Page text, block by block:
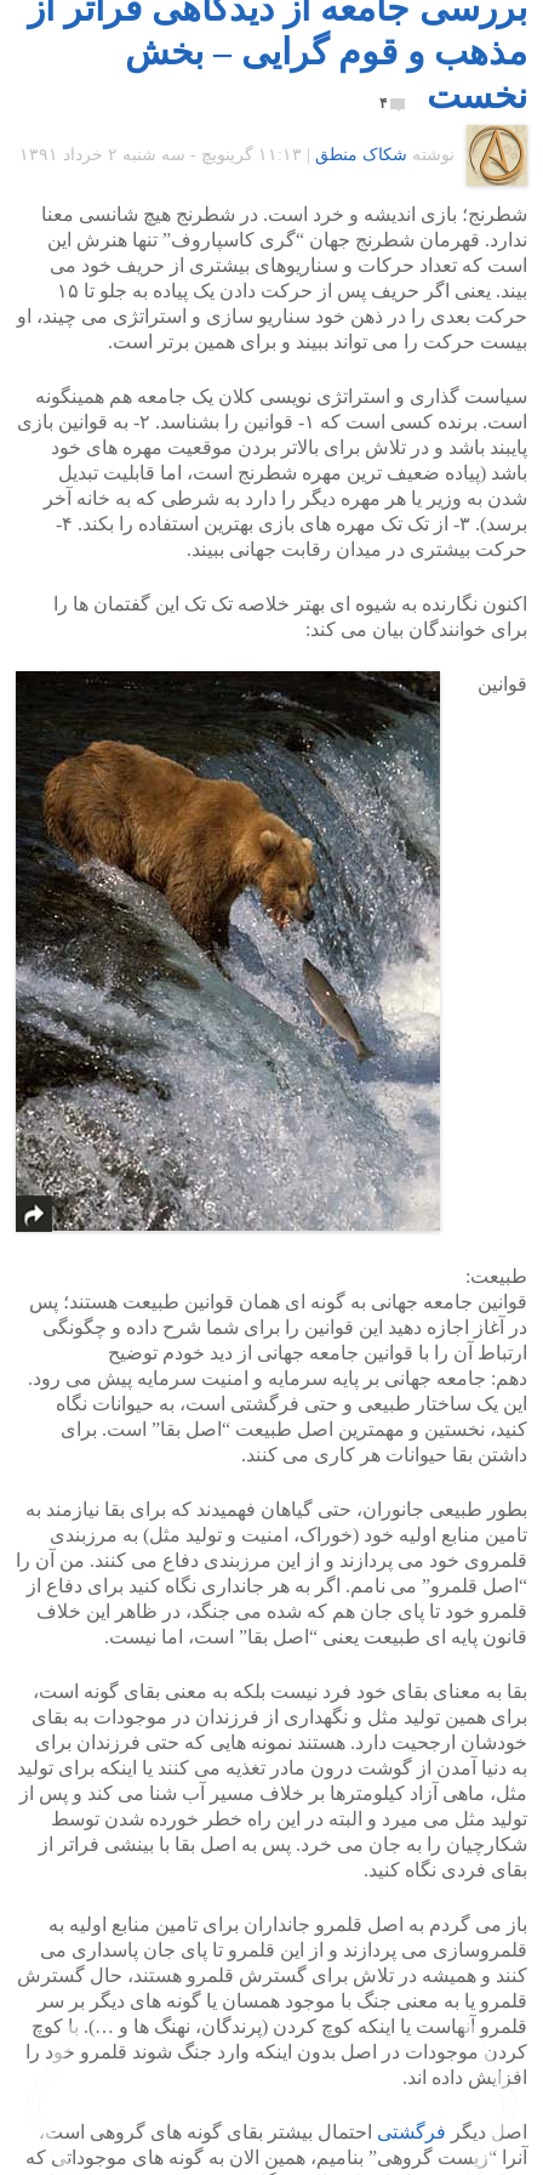
مذهب و قوم گرایی – بخش
نخست
۴
نوشته شکاک منطق ۱۱:۱۳ گرينويچ - سه شنبه ۲ خرداد ۱۳۹۱
شطرنج؛ بازی اندیشه و خرد است. در شطرنج هیچ شانسی معنا
ندارد. قهرمان شطرنج جهان “گری کاسپاروف” تنها هنرش این
است که تعداد حرکات و سناریوهای بیشتری از حریف خود می
بیند. یعنی اگر حریف پس از حرکت دادن یک پیاده به جلو تا ۱۵
حرکت بعدی را در ذهن خود سناریو سازی و استراتژی می چیند، او
بیست حرکت را می تواند ببیند و برای همین برتر است.
سیاست گذاری و استراتژی نویسی کلان یک جامعه هم همینگونه
است. برنده کسی است که ۱- قوانین را بشناسد. ۲- به قوانین بازی
پایبند باشد و در تلاش برای بالاتر بردن موقعیت مهره های خود
باشد (پیاده ضعیف ترین مهره شطرنج است، اما قابلیت تبدیل
شدن به وزیر یا هر مهره دیگر را دارد به شرطی که به خانه آخر
برسد). ۳- از تک تک مهره های بازی بهترین استفاده را بکند. ۴-
حرکت بیشتری در میدان رقابت جهانی ببیند.
اکنون نگارنده به شیوه ای بهتر خلاصه تک تک این گفتمان ها را
برای خوانندگان بیان می کند:
قوانین
طبیعت:
قوانین جامعه جهانی به گونه ای همان قوانین طبیعت هستند؛ پس
در آغاز اجازه دهید این قوانین را برای شما شرح داده و چگونگی
ارتباط آن را با قوانین جامعه جهانی از دید خودم توضیح
دهم: جامعه جهانی بر پایه سرمایه و امنیت سرمایه پیش می رود.
این یک ساختار طبیعی و حتی فرگشتی است، به حیوانات نگاه
کنید، نخستین و مهمترین اصل طبیعت “اصل بقا” است. برای
داشتن بقا حیوانات هر کاری می کنند.
بطور طبیعی جانوران، حتی گیاهان فهمیدند که برای بقا نیازمند به
تامین منابع اولیه خود (خوراک، امنیت و تولید مثل) به مرزبندی
قلمروی خود می پردازند و از این مرزبندی دفاع می کنند. من آن را
“اصل قلمرو” می نامم. اگر به هر جانداری نگاه کنید برای دفاع از
قلمرو خود تا پای جان هم که شده می جنگد، در ظاهر این خلاف
قانون پایه ای طبیعت یعنی “اصل بقا” است، اما نیست.
بقا به معنای بقای خود فرد نیست بلکه به معنی بقای گونه است،
برای همین تولید مثل و نگهداری از فرزندان در موجودات به بقای
خودشان ارجحیت دارد. هستند نمونه هایی که حتی فرزندان برای
به دنیا آمدن از گوشت درون مادر تغذیه می کنند یا اینکه برای تولید
مثل، ماهی آزاد کیلومترها بر خلاف مسیر آب شنا می کند و پس از
تولید مثل می میرد و البته در این راه خطر خورده شدن توسط
شکارچیان را به جان می خرد. پس به اصل بقا با بینشی فراتر از
بقای فردی نگاه کنید.
باز می گردم به اصل قلمرو جانداران برای تامین منابع اولیه به
قلمروسازی می پردازند و از این قلمرو تا پای جان پاسداری می
کنند و همیشه در تلاش برای گسترش قلمرو هستند، حال گسترش
قلمرو یا به معنی جنگ با موجود همسان یا گونه های دیگر بر سر
قلمرو آنهاست یا اینکه کوچ کردن (پرندگان، نهنگ ها و …). با کوچ
کردن موجودات در اصل بدون اینکه وارد جنگ شوند قلمرو خود را
افزایش داده اند.
اصل دیگر فرگشتی احتمال بیشتر بقای گونه های گروهی است،
آنرا “زیست گروهی” بنامیم، همین الان به گونه های موجوداتی که